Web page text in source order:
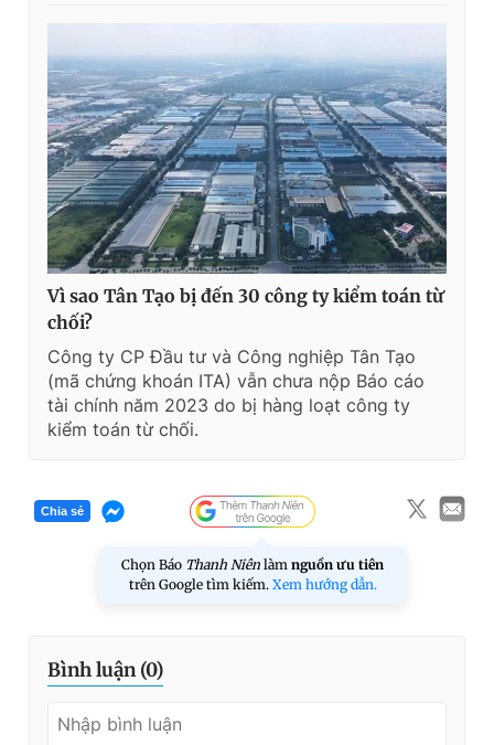
Vì sao Tân Tạo bị đến 30 công ty kiểm toán từ
chối?
Công ty CP Đầu tư và Công nghiệp Tân Tạo
(mã chứng khoán ITA) vẫn chưa nộp Báo cáo
tài chính năm 2023 do bị hàng loạt công ty
kiểm toán từ chối.
Chia sẻ
Chọn Báo Thanh Niên làm nguồn ưu tiên
trên Google tìm kiếm. Xem hướng dẫn.
Bình luận (0)